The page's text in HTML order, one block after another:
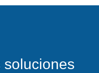
soluciones